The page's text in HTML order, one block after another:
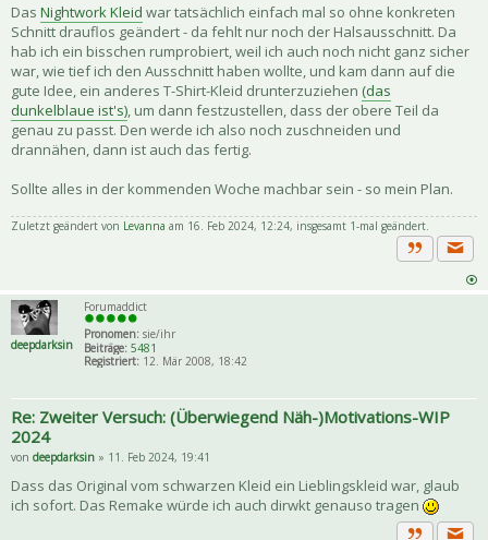
Das Nightwork Kleid war tatsächlich einfach mal so ohne konkreten
Schnitt drauflos geändert - da fehlt nur noch der Halsausschnitt. Da
hab ich ein bisschen rumprobiert, weil ich auch noch nicht ganz sicher
war, wie tief ich den Ausschnitt haben wollte, und kam dann auf die
gute Idee, ein anderes T-Shirt-Kleid drunterzuziehen (das
dunkelblaue ist's), um dann festzustellen, dass der obere Teil da
genau zu passt. Den werde ich also noch zuschneiden und
drannähen, dann ist auch das fertig.
Sollte alles in der kommenden Woche machbar sein - so mein Plan.
Zuletzt geändert von Levanna am 16. Feb 2024, 12:24, insgesamt 1-mal geändert.
Zitat
deepdarksin
Forumaddict
Pronomen: sie/ihr
Beiträge: 5481
Registriert: 12. Mär 2008, 18:42
Re: Zweiter Versuch: (Überwiegend Näh-)Motivations-WIP
2024
von deepdarksin » 11. Feb 2024, 19:41
Dass das Original vom schwarzen Kleid ein Lieblingskleid war, glaub
ich sofort. Das Remake würde ich auch dirwkt genauso tragen